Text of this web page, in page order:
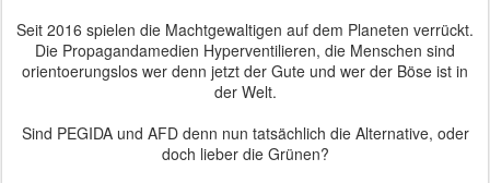
Seit 2016 spielen die Machtgewaltigen auf dem Planeten verrückt.
Die Propagandamedien Hyperventilieren, die Menschen sind
orientoerungslos wer denn jetzt der Gute und wer der Böse ist in
der Welt.
Sind PEGIDA und AFD denn nun tatsächlich die Alternative, oder
doch lieber die Grünen?